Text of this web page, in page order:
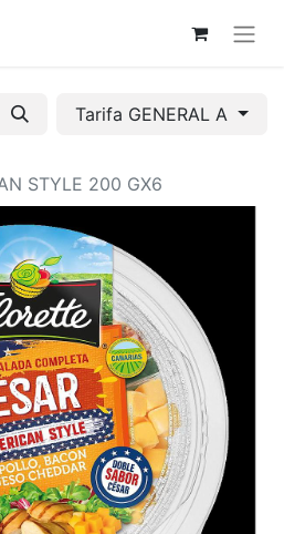
Tarifa GENERAL A
STYLE 200 GX6